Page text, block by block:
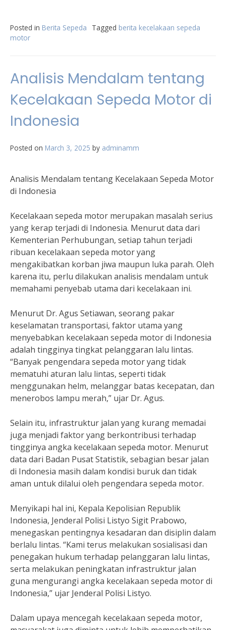
Posted in Berita Sepeda Tagged berita kecelakaan sepeda
motor
Analisis Mendalam tentang
Kecelakaan Sepeda Motor di
Indonesia
Posted on March 3, 2025 by adminamm
Analisis Mendalam tentang Kecelakaan Sepeda Motor
di Indonesia
Kecelakaan sepeda motor merupakan masalah serius
yang kerap terjadi di Indonesia. Menurut data dari
Kementerian Perhubungan, setiap tahun terjadi
ribuan kecelakaan sepeda motor yang
mengakibatkan korban jiwa maupun luka parah. Oleh
karena itu, perlu dilakukan analisis mendalam untuk
memahami penyebab utama dari kecelakaan ini.
Menurut Dr. Agus Setiawan, seorang pakar
keselamatan transportasi, faktor utama yang
menyebabkan kecelakaan sepeda motor di Indonesia
adalah tingginya tingkat pelanggaran lalu lintas.
“Banyak pengendara sepeda motor yang tidak
mematuhi aturan lalu lintas, seperti tidak
menggunakan helm, melanggar batas kecepatan, dan
menerobos lampu merah,” ujar Dr. Agus.
Selain itu, infrastruktur jalan yang kurang memadai
juga menjadi faktor yang berkontribusi terhadap
tingginya angka kecelakaan sepeda motor. Menurut
data dari Badan Pusat Statistik, sebagian besar jalan
di Indonesia masih dalam kondisi buruk dan tidak
aman untuk dilalui oleh pengendara sepeda motor.
Menyikapi hal ini, Kepala Kepolisian Republik
Indonesia, Jenderal Polisi Listyo Sigit Prabowo,
menegaskan pentingnya kesadaran dan disiplin dalam
berlalu lintas. “Kami terus melakukan sosialisasi dan
penegakan hukum terhadap pelanggaran lalu lintas,
serta melakukan peningkatan infrastruktur jalan
guna mengurangi angka kecelakaan sepeda motor di
Indonesia,” ujar Jenderal Polisi Listyo.
Dalam upaya mencegah kecelakaan sepeda motor,